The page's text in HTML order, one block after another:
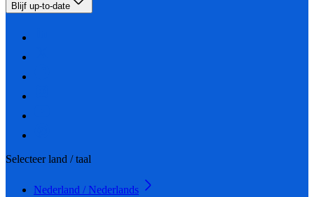
Blijf up-to-date
Selecteer land / taal
Nederland / Nederlands